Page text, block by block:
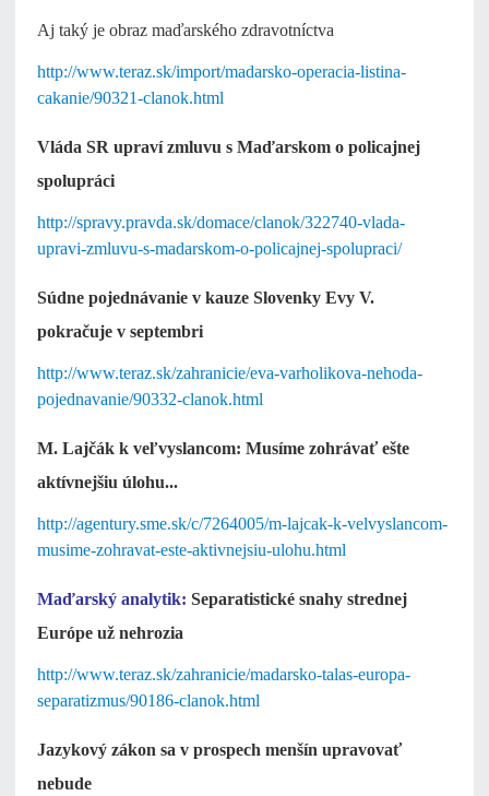
Aj taký je obraz maďarského zdravotníctva
http://www.teraz.sk/import/madarsko-operacia-listina-
cakanie/90321-clanok.html
Vláda SR upraví zmluvu s Maďarskom o policajnej
spolupráci
http://spravy.pravda.sk/domace/clanok/322740-vlada-
upravi-zmluvu-s-madarskom-o-policajnej-spolupraci/
Súdne pojednávanie v kauze Slovenky Evy V.
pokračuje v septembri
http://www.teraz.sk/zahranicie/eva-varholikova-nehoda-
pojednavanie/90332-clanok.html
M. Lajčák k veľvyslancom: Musíme zohrávať ešte
aktívnejšiu úlohu...
http://agentury.sme.sk/c/7264005/m-lajcak-k-velvyslancom-
musime-zohravat-este-aktivnejsiu-ulohu.html
Maďarský analytik: Separatistické snahy strednej
Európe už nehrozia
http://www.teraz.sk/zahranicie/madarsko-talas-europa-
separatizmus/90186-clanok.html
Jazykový zákon sa v prospech menšín upravovať
nebude